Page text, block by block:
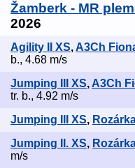
Žamberk - MR
2026
Agility II XS,A3Ch
b., 4.68 m/s
Jumping III XS, A3Ch
tr. b., 4.92 m/s
Jumping III XS,
Jumping II. XS,
m/s